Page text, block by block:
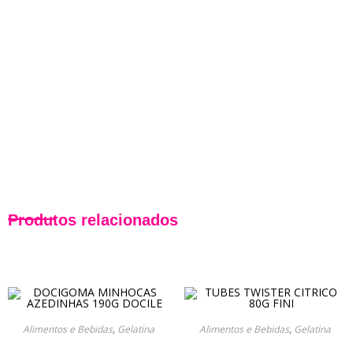
Produtos relacionados
Alimentos e Bebidas, Gelatina Alimentos e Bebidas, Gelatina